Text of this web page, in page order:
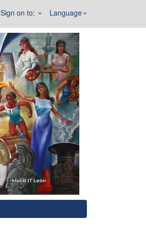
Language
Sign on to: